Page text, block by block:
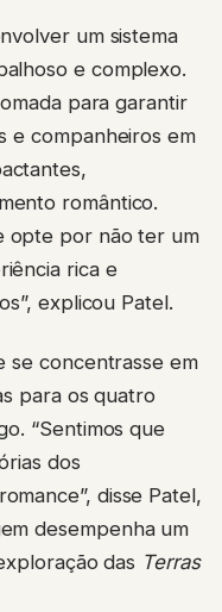
um sistema
e complexo.
para garantir
e companheiros em
romântico.
opte por não ter um
rica e
explicou Patel.
se concentrasse em
para os quatro
“Sentimos que
dos
disse Patel,
desempenha um
das Terras